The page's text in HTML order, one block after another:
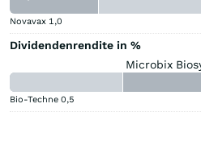
Novavax 1,0
Dividendenrendite in %
Microbix
Bio-Techne 0,5